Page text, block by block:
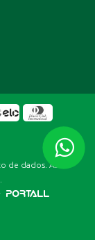
de dados. As